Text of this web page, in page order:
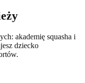
akademię squasha i
dziecko